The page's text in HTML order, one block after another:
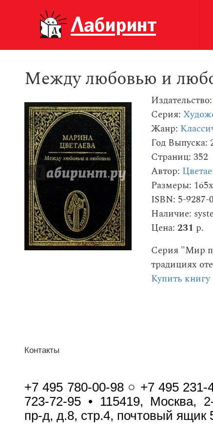
Между любовью и
Издательство:
Серия:
Жанр:
Год Выпуска:
Страниц: 352
Автор:
Размеры:
ISBN: 5-9287-
Наличие:
Цена: 231 р.
Серия "Мир
традициях
Купить книгу
Контакты
+7 495 780-00-98 ○ +7 495
723-72-95 • 115419, Москва,
пр-д, д.8, стр.4, почтовый ящик